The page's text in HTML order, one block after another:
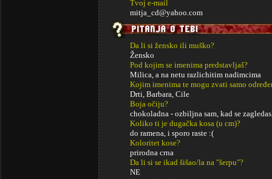
Tvoj e-mail
mitja_cd@yahoo.com
Da li si žensko ili muško?
Žensko
Pod kojim se imenima predstavljaš?
Milica, a na netu razlichitim nadimcima
Kojim imenima te mogu zvati samo
Drti, Barbara, Cile
Boja očiju?
chokoladna - ozbiljna sam, kad se
Koliko ti je dugačka kosa (u cm)?
do ramena, i sporo raste :(
Koloritet kose?
prirodna crna
Da li si se ikad šišao/la na "šerpu"?
NE